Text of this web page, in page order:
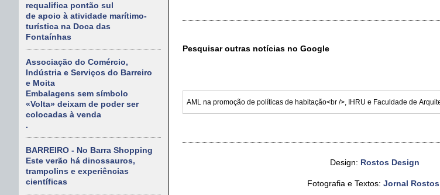
requalifica pontão sul
de apoio à atividade marítimo-
turística na Doca das
Fontaínhas
Associação do Comércio,
Indústria e Serviços do Barreiro
e Moita
Embalagens sem símbolo
«Volta» deixam de poder ser
colocadas à venda
.
BARREIRO - No Barra Shopping
Este verão há dinossauros,
trampolins e experiências
científicas
Pesquisar outras notícias no Google
Design: Rostos Design
Fotografia e Textos: Jornal Rostos